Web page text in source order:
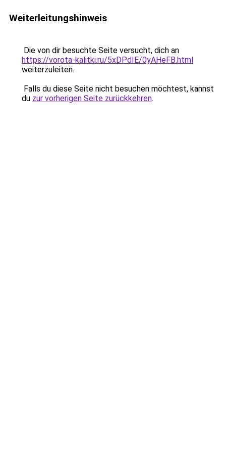
Weiterleitungshinweis
Die von dir besuchte Seite versucht, dich an
https://vorota-kalitki.ru/5xDPdIE/0yAHeFB.html
weiterzuleiten.
Falls du diese Seite nicht besuchen möchtest, kannst
du zur vorherigen Seite zurückkehren.